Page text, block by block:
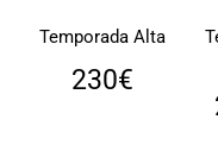
Temporada Alta
230€